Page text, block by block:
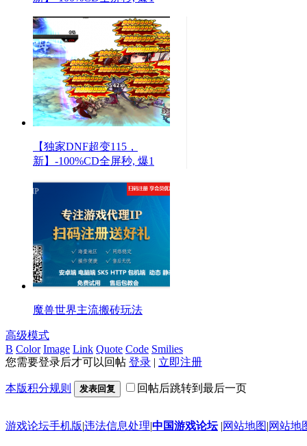
【独家DNF超变115，
新】-100%CD全屏秒, 爆1
魔兽世界主流搬砖玩法
高级模式
B Color Image Link Quote Code Smilies
您需要登录后才可以回帖 登录 | 立即注册
本版积分规则 发表回复 回帖后跳转到最后一页
游戏论坛手机版|违法信息处理|中国游戏论坛 |网站地图|网站地